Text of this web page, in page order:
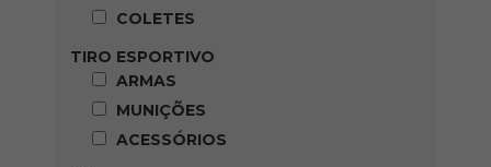
COLETES
TIRO ESPORTIVO
ARMAS
MUNIÇÕES
ACESSÓRIOS